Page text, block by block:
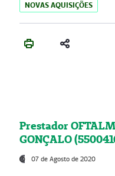
NOVAS AQUISIÇÕES
Prestador
GONÇALO
07 de Agosto de 2020